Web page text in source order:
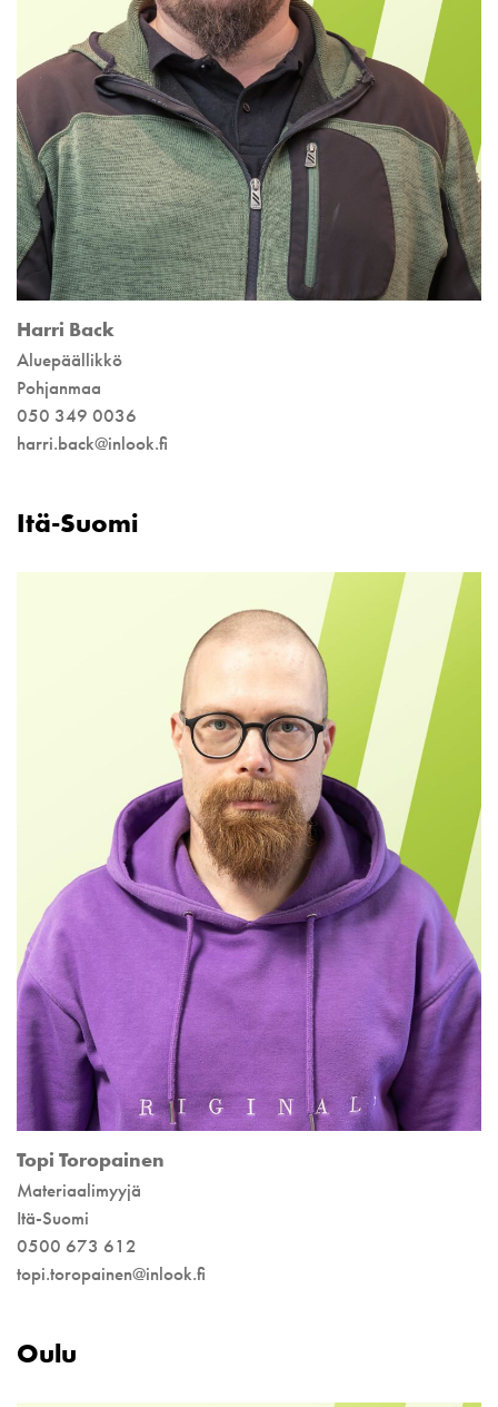
Harri Back
Aluepäällikkö
Pohjanmaa
050 349 0036
harri.back@inlook.fi
Itä-Suomi
Topi Toropainen
Materiaalimyyjä
Itä-Suomi
0500 673 612
topi.toropainen@inlook.fi
Oulu